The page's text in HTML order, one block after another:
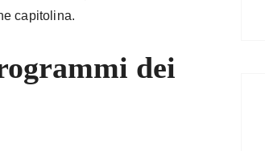
capitolina.
dei